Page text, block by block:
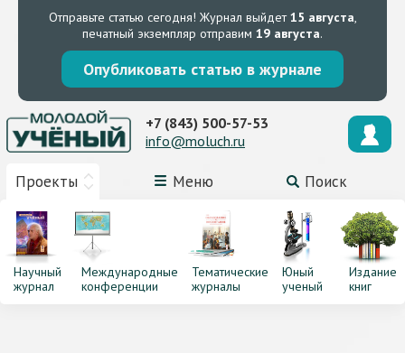
Отправьте статью сегодня! Журнал выйдет15 августа,
печатный экземпляр отправим 19 августа.
Опубликовать статью в журнале
Проекты Меню Поиск
+7 (843) 500-57-53
info@moluch.ru
Научный
журнал
Международные
конференции
Тематические
журналы
Юный
ученый
Издание
книг